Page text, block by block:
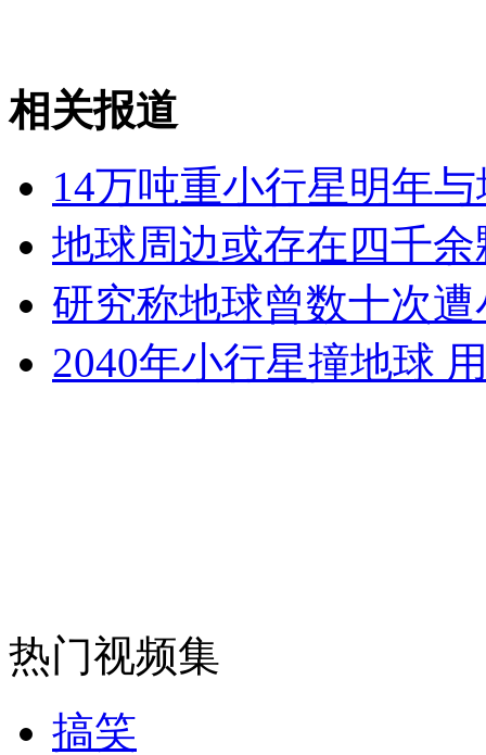
山西运城恶犬咬伤多人 警民合力深夜将其击毙
女孩北京地铁殴打老人 痛下狠手拳打脚踢
无痛分娩是否安全 医生回应
外交部：反对强权政治霸凌主义
走！跟着总书记去植树
相关报道
14万吨重小行星明年
地球周边或存在四千
研究称地球曾数十次
2040年小行星撞地球
热门视频集
搞笑